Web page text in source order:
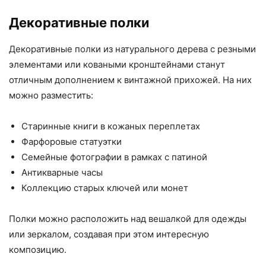
Декоративные полки
Декоративные полки из натурального дерева с резными
элементами или коваными кронштейнами станут
отличным дополнением к винтажной прихожей. На них
можно разместить:
Старинные книги в кожаных переплетах
Фарфоровые статуэтки
Семейные фотографии в рамках с патиной
Антикварные часы
Коллекцию старых ключей или монет
Полки можно расположить над вешалкой для одежды
или зеркалом, создавая при этом интересную
композицию.